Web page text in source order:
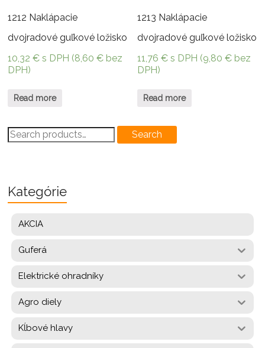
1212 Naklápacie
dvojradové guľkové ložisko
10,32€ s DPH (8,60€ bez
DPH)
Read more
1213 Naklápacie
dvojradové guľkové ložisko
11,76€ s DPH (9,80€ bez
DPH)
Read more
Search
for:
Search
Kategórie
AKCIA
Guferá
Elektrické ohradníky
Agro diely
Kĺbové hlavy